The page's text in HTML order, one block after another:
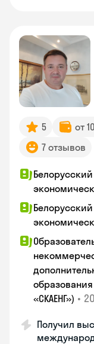
5 от
7 отзывов
образования
«СКАЕНГ») •
Получил